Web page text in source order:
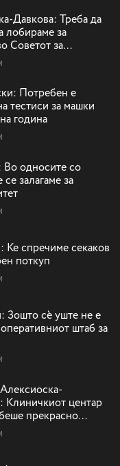
Давкова: Треба да
лобираме за
Советот за
на ОН како
Потребен е
тестиси за машки
година
односите со
се залагаме за
Ќе спречиме секаков
поткуп
Зошто сѐ уште не е
штаб за
Клиничкиот центар
прекрасно
одобрени средства